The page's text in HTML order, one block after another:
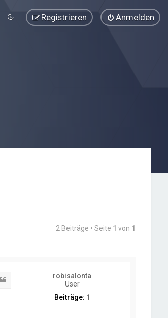
Anmelden
Registrieren
2 Beiträge • Seite 1 von 1
robisalonta
User
Beiträge: 1